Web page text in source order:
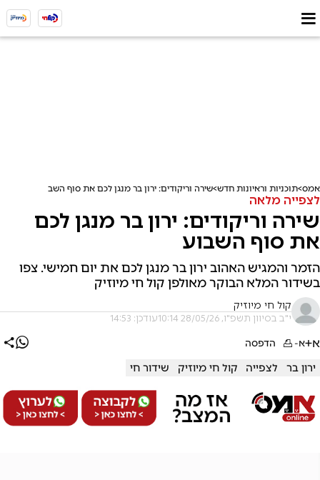
אמס תוכניות וראיונות חדש שירה וריקודים: ירון בר מנגן לכם את סוף השבוע
לצפייה מלאה
שירה וריקודים: ירון בר מנגן לכם
את סוף השבוע
הזמר והמגיש האהוב ירון בר מנגן לכם את יום חמישי. צפו
בשידור המלא הבוקר מאולפן קול חי מיוזיק
קול חי מיוזיק
י"ב בסיוון תשפ"ו, 28/05/26 10:14 עודכן: 14:53
א+א- הדפסה
ירון בר לצפייה קול חי מיוזיק שידור חי